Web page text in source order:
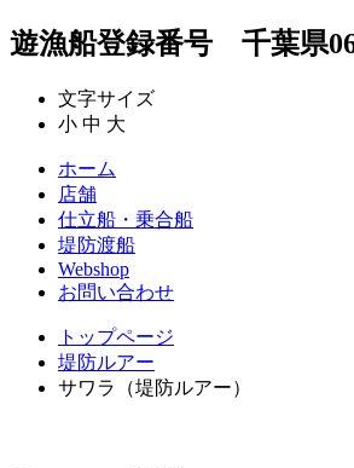
遊漁船登録番号 千葉県
文字サイズ
小 中 大
ホーム
店舗
仕立船・乗合船
堤防渡船
Webshop
お問い合わせ
トップページ
堤防ルアー
サワラ（堤防ルアー）